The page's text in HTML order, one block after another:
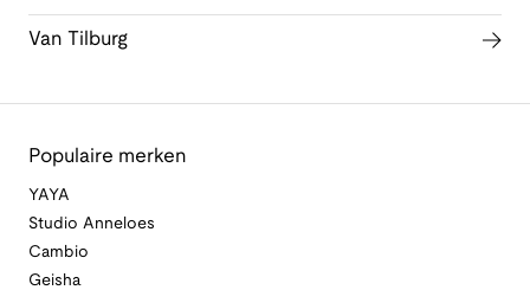
Van Tilburg
Populaire merken
YAYA
Studio Anneloes
Cambio
Geisha